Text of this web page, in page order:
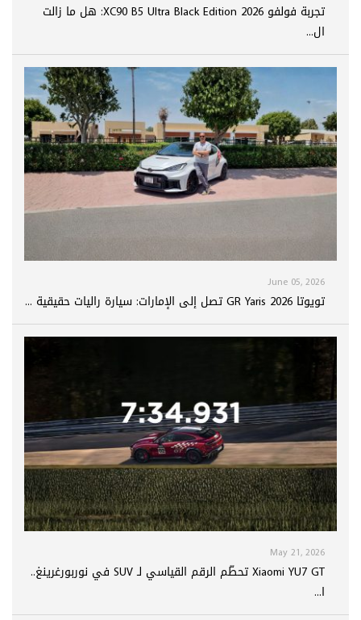
تجربة فولفو XC90 B5 Ultra Black Edition 2026: هل ما زالت
ال...
June 05, 2026
تويوتا GR Yaris 2026 تصل إلى الإمارات: سيارة راليات حقيقية ...
May 21, 2026
Xiaomi YU7 GT تحطّم الرقم القياسي لـ SUV في نوربورغرينغ..
ا...